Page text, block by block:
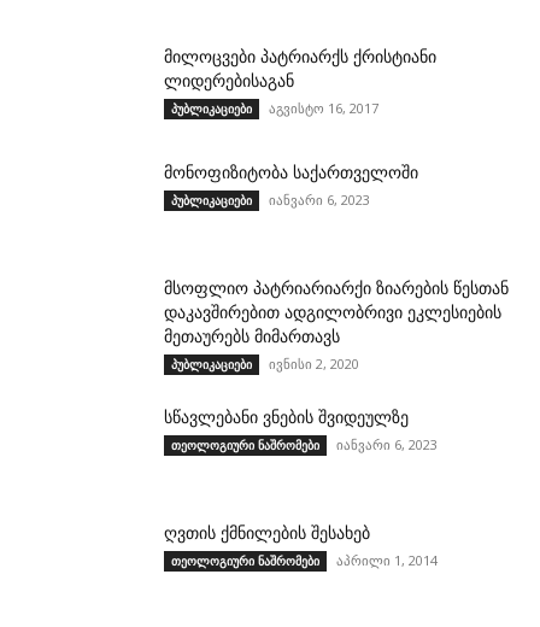
მილოცვები პატრიარქს ქრისტიანი
ლიდერებისაგან
პუბლიკაციები აგვისტო 16, 2017
მონოფიზიტობა საქართველოში
პუბლიკაციები იანვარი 6, 2023
მსოფლიო პატრიარიარქი ზიარების წესთან
დაკავშირებით ადგილობრივი ეკლესიების
მეთაურებს მიმართავს
პუბლიკაციები ივნისი 2, 2020
სწავლებანი ვნების შვიდეულზე
თეოლოგიური ნაშრომები იანვარი 6, 2023
ღვთის ქმნილების შესახებ
თეოლოგიური ნაშრომები აპრილი 1, 2014